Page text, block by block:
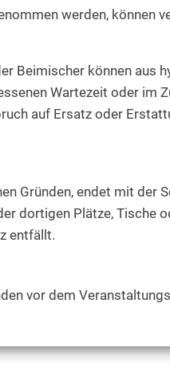
werden, können
Beimischer können aus
Wartezeit oder im
auf Ersatz oder
Gründen, endet mit der
dortigen Plätze, Tische
entfällt.
vor dem